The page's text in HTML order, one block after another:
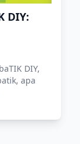
DIY:
DIY,
apa